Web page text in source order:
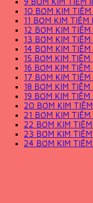
10 BƠM KIM
11 BƠM KIM
12 BƠM KIM
13 BƠM KIM
14 BƠM KIM
15 BƠM KIM
16 BƠM KIM
17 BƠM KIM
18 BƠM KIM
19 BƠM KIM
20 BƠM KIM
21 BƠM KIM
22 BƠM KIM
23 BƠM KIM
24 BƠM KIM